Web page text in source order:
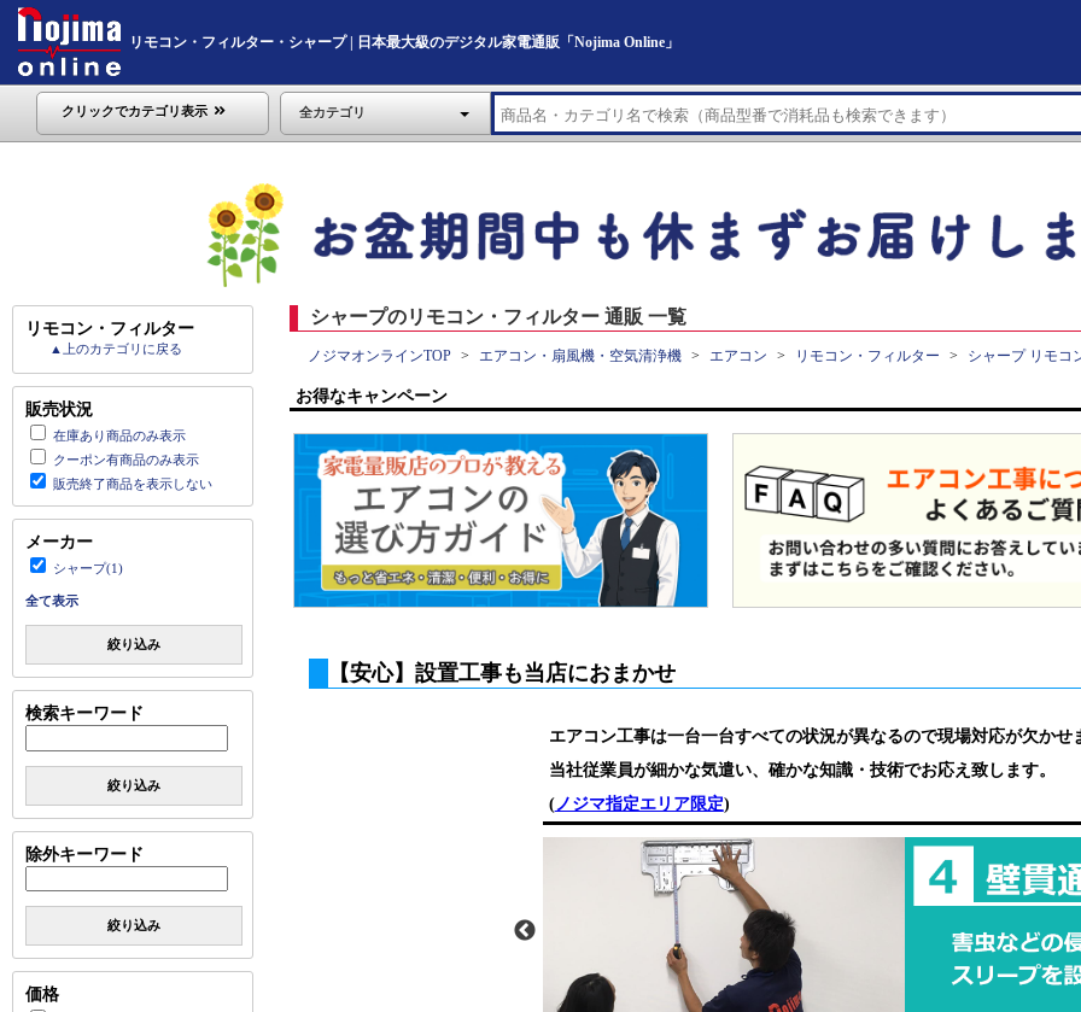
リモコン・フィルター・シャープ | 日本最大級のデジタル家電通販「Nojima Online」
クリックでカテゴリ表示 全カテゴリ
リモコン・フィルター
▲上のカテゴリに戻る
販売状況
在庫あり商品のみ表示
クーポン有商品のみ表示
販売終了商品を表示しない
メーカー
シャープ(1)
全て表示
絞り込み
検索キーワード
絞り込み
除外キーワード
絞り込み
価格
シャープのリモコン・フィルター 通販 一覧
ノジマオンラインTOP エアコン・扇風機・空気清浄機 エアコン リモコン・フィルター シャープ リモコ
お得なキャンペーン
【安心】設置工事も当店におまかせ
エアコン工事は一台一台すべての状況が異なるので現場対応が欠かせ
当社従業員が細かな気遣い、確かな知識・技術でお応え致します。
(ノジマ指定エリア限定)